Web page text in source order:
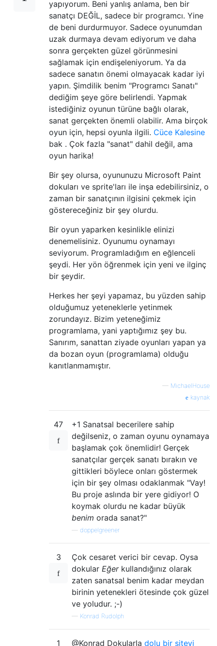
yapıyorum. Beni yanlış anlama, ben bir
sanatçı DEĞİL, sadece bir programcı. Yine
de beni durdurmuyor. Sadece oyunumdan
uzak durmaya devam ediyorum ve daha
sonra gerçekten güzel görünmesini
sağlamak için endişeleniyorum. Ya da
sadece sanatın önemi olmayacak kadar iyi
yapın. Şimdilik benim "Programcı Sanatı"
dediğim şeye göre belirlendi. Yapmak
istediğiniz oyunun türüne bağlı olarak,
sanat gerçekten önemli olabilir. Ama birçok
oyun için, hepsi oyunla ilgili. Cüce Kalesine
bak . Çok fazla "sanat" dahil değil, ama
oyun harika!
Bir şey olursa, oyununuzu Microsoft Paint
dokuları ve sprite'ları ile inşa edebilirsiniz, o
zaman bir sanatçının ilgisini çekmek için
göstereceğiniz bir şey olurdu.
Bir oyun yaparken kesinlikle elinizi
denemelisiniz. Oyunumu oynamayı
seviyorum. Programladığım en eğlenceli
şeydi. Her yön öğrenmek için yeni ve ilginç
bir şeydir.
Herkes her şeyi yapamaz, bu yüzden sahip
olduğumuz yeteneklerle yetinmek
zorundayız. Bizim yeteneğimiz
programlama, yani yaptığımız şey bu.
Sanırım, sanattan ziyade oyunları yapan ya
da bozan oyun (programlama) olduğu
kanıtlanmamıştır.
— MichaelHouse
kaynak
47
+1 Sanatsal becerilere sahip
değilseniz, o zaman oyunu oynamaya
başlamak çok önemlidir! Gerçek
sanatçılar gerçek sanatı bırakın ve
gittikleri böylece onları göstermek
için bir şey olması odaklanmak "Vay!
Bu proje aslında bir yere gidiyor! O
koymak olurdu ne kadar büyük
benim orada sanat?"
doppelgreener
3
Çok cesaret verici bir cevap. Oysa
dokular Eğerkullandığınız olarak
zaten sanatsal benim kadar meydan
birinin yetenekleri ötesinde çok güzel
ve yoludur. ;-)
— Konrad Rudolph
1 @Konrad Dokularla dolu bir siteyi